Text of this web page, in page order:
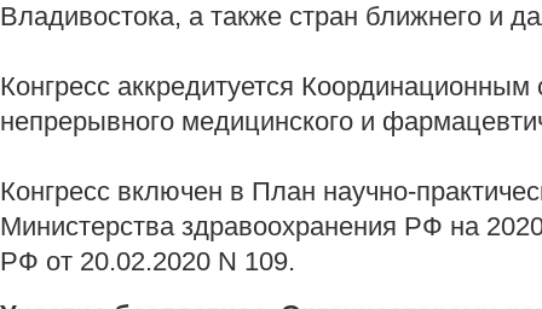
Владивостока, а также стран ближнего и
Конгресс аккредитуется
непрерывного медицинского и
Конгресс включен в План научно-
Министерства здравоохранения РФ на
РФ от 20.02.2020 N 109.